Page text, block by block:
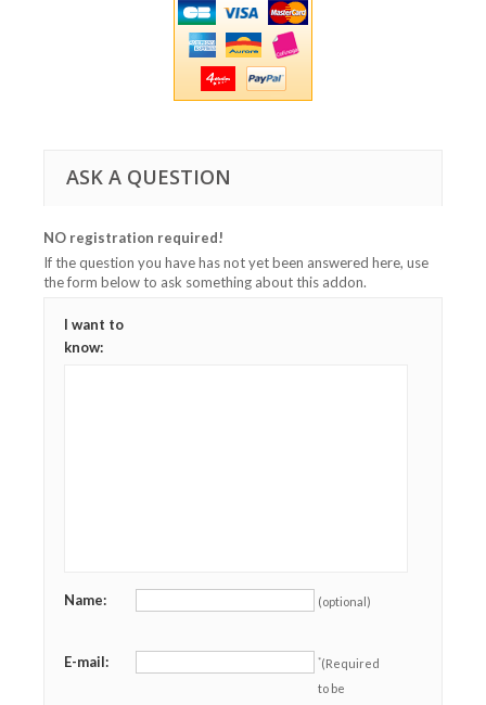
ASK A QUESTION
NO registration required!
If the question you have has not yet been answered here, use
the form below to ask something about this addon.
I want to
know:
Name: (optional)
E-mail: *(Required
to be